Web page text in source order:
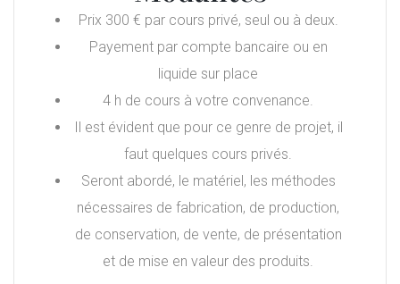
Prix 300 € par cours privé, seul ou à deux.
Payement par compte bancaire ou en
liquide sur place
4 h de cours à votre convenance.
Il est évident que pour ce genre de projet, il
faut quelques cours privés.
Seront abordé, le matériel, les méthodes
nécessaires de fabrication, de production,
de conservation, de vente, de présentation
et de mise en valeur des produits.